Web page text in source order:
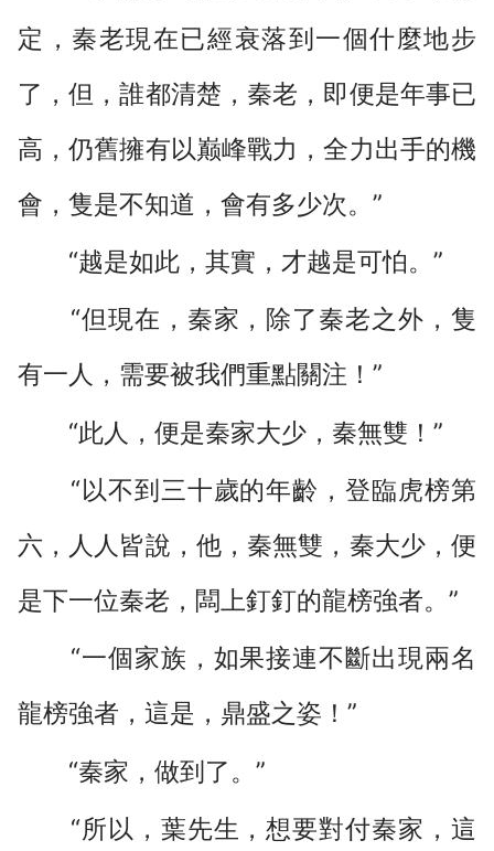
定，秦老現在已經衰落到一個什麼地步
了，但，誰都清楚，秦老，即便是年事已
高，仍舊擁有以巅峰戰力，全力出手的機
會，隻是不知道，會有多少次。”
“越是如此，其實，才越是可怕。”
“但現在，秦家，除了秦老之外，隻
有一人，需要被我們重點關注！”
“此人，便是秦家大少，秦無雙！”
“以不到三十歲的年齡，登臨虎榜第
六，人人皆說，他，秦無雙，秦大少，便
是下一位秦老，闆上釘釘的龍榜強者。”
“一個家族，如果接連不斷出現兩名
龍榜強者，這是，鼎盛之姿！”
“秦家，做到了。”
“所以，葉先生，想要對付秦家，這